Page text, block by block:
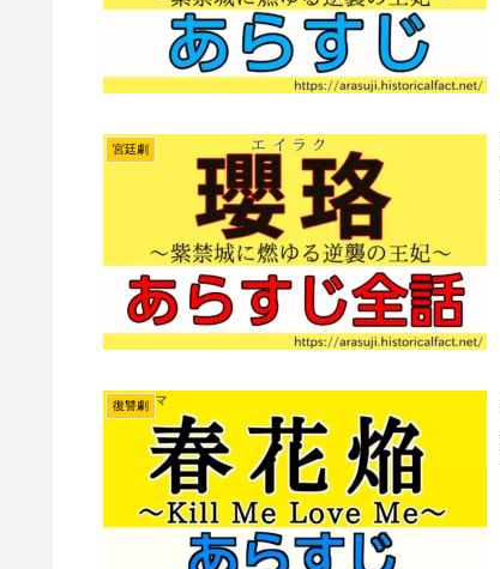
宮廷劇
復讐劇